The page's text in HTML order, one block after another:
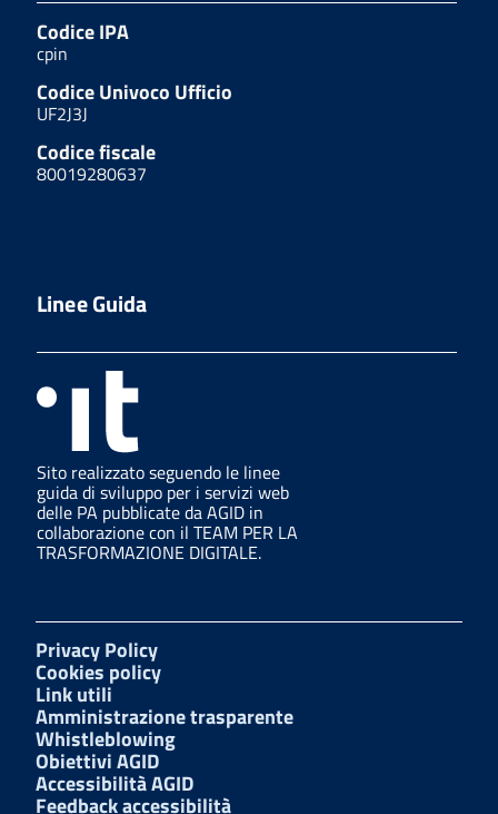
Codice IPA
cpin
Codice Univoco Ufficio
UF2J3J
Codice fiscale
80019280637
Linee Guida
Sito realizzato seguendo le linee
guida di sviluppo per i servizi web
delle PA pubblicate da AGID in
collaborazione con il TEAM PER LA
TRASFORMAZIONE DIGITALE.
Privacy Policy
Cookies policy
Link utili
Amministrazione trasparente
Whistleblowing
Obiettivi AGID
Accessibilità AGID
Feedback accessibilità